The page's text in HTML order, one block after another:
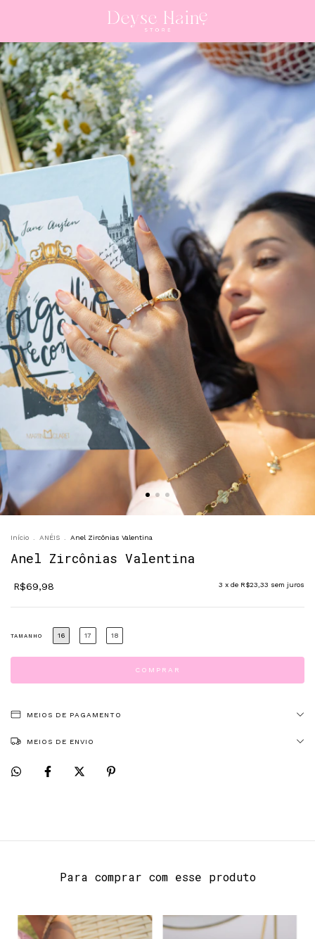
Início ANÉIS Anel Zircônias Valentina
Anel Zircônias Valentina
R$69,98 3 x de R$23,33 sem juros
TAMANHO 16 17 18
MEIOS DE PAGAMENTO
MEIOS DE ENVIO
Para comprar com esse produto